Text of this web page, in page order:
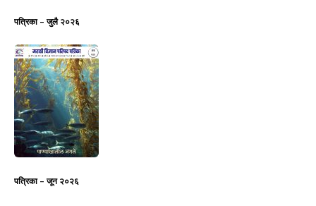
पत्रिका – जुलै २०२६
पत्रिका – जून २०२६